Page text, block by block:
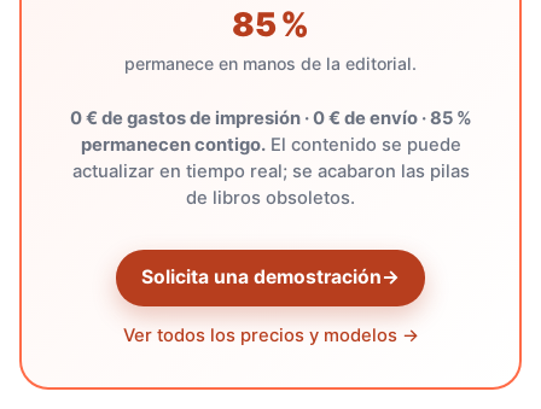
85 %
permanece en manos de la editorial.
0 € de gastos de impresión · 0 € de envío · 85 %
permanecen contigo.El contenido se puede
actualizar en tiempo real; se acabaron las pilas
de libros obsoletos.
Solicita una demostración→
Ver todos los precios y modelos →